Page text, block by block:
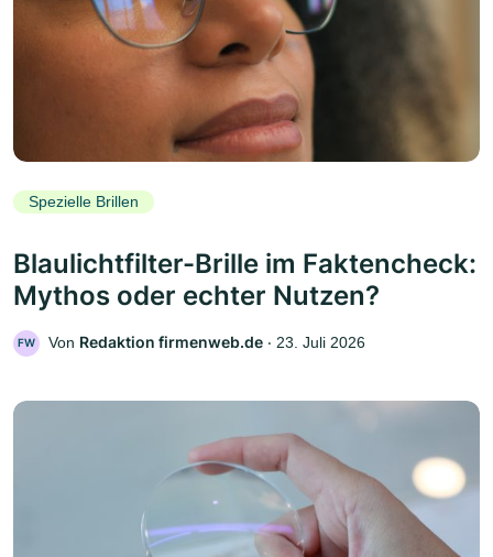
Spezielle Brillen
Blaulichtfilter-Brille im Faktencheck:
Mythos oder echter Nutzen?
FW Von Redaktion firmenweb.de ‧ 23. Juli 2026